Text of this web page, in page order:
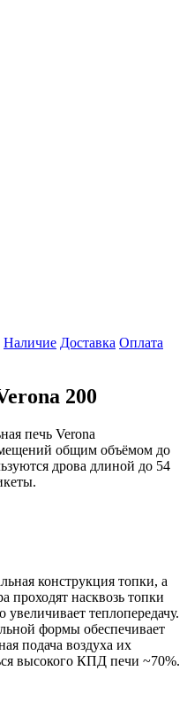
Наличие Доставка Оплата
200
печь Verona
общим объёмом до
дрова длиной до 54
конструкция топки, а
проходят насквозь топки
теплопередачу.
формы обеспечивает
подача воздуха их
высокого КПД печи ~70%.